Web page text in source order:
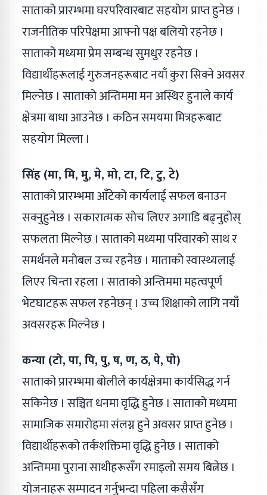
साताको प्रारम्भमा घरपरिवारबाट सहयोग प्राप्त हुनेछ ।
राजनीतिक परिपेक्षमा आफ्नो पक्ष बलियो रहनेछ ।
साताको मध्यमा प्रेम सम्बन्ध सुमधुर रहनेछ ।
विद्यार्थीहरूलाई गुरुजनहरूबाट नयाँ कुरा सिक्ने अवसर
मिल्नेछ । साताको अन्तिममा मन अस्थिर हुनाले कार्य
क्षेत्रमा बाधा आउनेछ । कठिन समयमा मित्रहरूबाट
सहयोग मिल्ला ।
सिंह (मा, मि, मु, मे, मो, टा, टि, टु, टे)
साताको प्रारम्भमा आँटेको कार्यलाई सफल बनाउन
सक्नुहुनेछ । सकारात्मक सोच लिएर अगाडि बढ्नुहोस्
सफलता मिल्नेछ । साताको मध्यमा परिवारको साथ र
समर्थनले मनोबल उच्च रहनेछ । माताको स्वास्थ्यलाई
लिएर चिन्ता रहला । साताको अन्तिममा महत्वपूर्ण
भेटघाटहरू सफल रहनेछन् । उच्च शिक्षाको लागि नयाँ
अवसरहरू मिल्नेछ ।
कन्या (टो, पा, पि, पु, ष, ण, ठ, पे, पो)
साताको प्रारम्भमा बोलीले कार्यक्षेत्रमा कार्यसिद्ध गर्न
सकिनेछ । सञ्चित धनमा वृद्धि हुनेछ । साताको मध्यमा
सामाजिक समारोहमा संलग्न हुने अवसर प्राप्त हुनेछ ।
विद्यार्थीहरूको तर्कशक्तिमा वृद्धि हुनेछ । साताको
अन्तिममा पुराना साथीहरूसँग रमाइलो समय बित्नेछ ।
योजनाहरू सम्पादन गर्नुभन्दा पहिला कसैसँग